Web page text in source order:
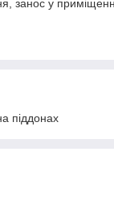
занос у
піддонах